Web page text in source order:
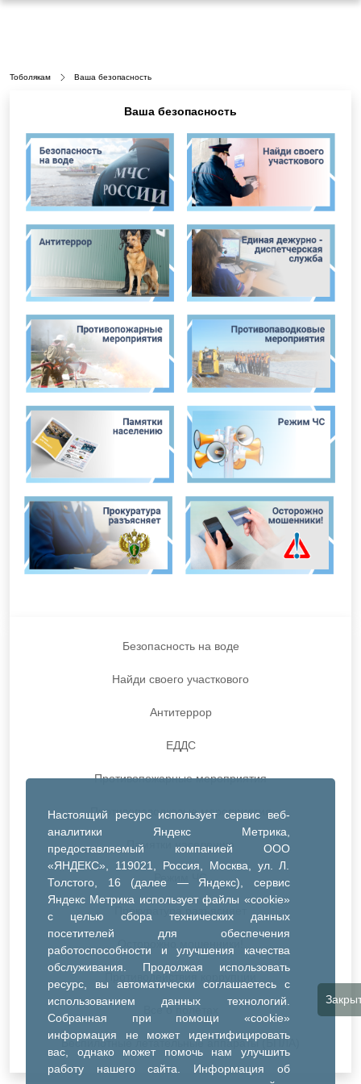
Настоящий ресурс использует сервис веб-
аналитики Яндекс Метрика,
предоставляемый компанией ООО
«ЯНДЕКС», 119021, Россия, Москва, ул. Л.
Толстого, 16 (далее — Яндекс), сервис
Яндекс Метрика использует файлы «cookie»
с целью сбора технических данных
посетителей для обеспечения
работоспособности и улучшения качества
обслуживания. Продолжая использовать
ресурс, вы автоматически соглашаетесь с
использованием данных технологий.
Собранная при помощи «cookie»
информация не может идентифицировать
вас, однако может помочь нам улучшить
работу нашего сайта. Информация об
Тоболякам Ваша безопасность
Ваша безопасность
Безопасность на воде
Найди своего участкового
Антитеррор
ЕДДС
Противопожарные мероприятия
Противопаводковые мероприятия
Памятки населению
Режим ЧС
Прокуратура разъясняет
Осторожно мошенники!
Противодействия коррупции
Все о полетах
Беспилотные летательные аппараты (БПЛА)